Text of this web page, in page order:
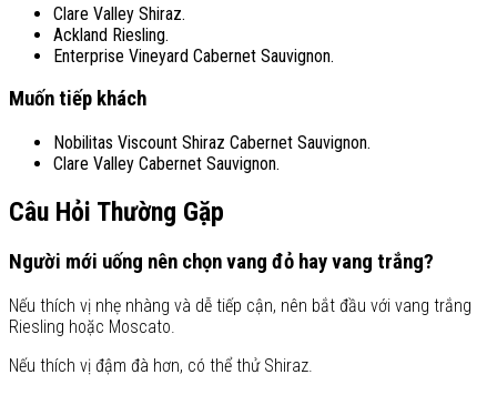
Clare Valley Shiraz.
Ackland Riesling.
Enterprise Vineyard Cabernet Sauvignon.
Muốn tiếp khách
Nobilitas Viscount Shiraz Cabernet Sauvignon.
Clare Valley Cabernet Sauvignon.
Câu Hỏi Thường Gặp
Người mới uống nên chọn vang đỏ hay vang trắng?
Nếu thích vị nhẹ nhàng và dễ tiếp cận, nên bắt đầu với vang trắng
Riesling hoặc Moscato.
Nếu thích vị đậm đà hơn, có thể thử Shiraz.